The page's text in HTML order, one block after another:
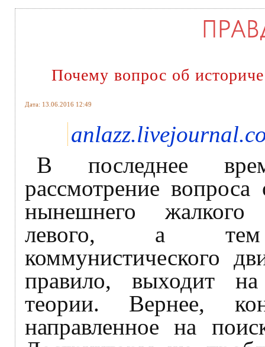
Почему вопрос об
Дата: 13.06.2016 12:49
В последнее
рассмотрение
нынешнего жалкого
левого, а
коммунистического
правило, выходит
теории. Вернее,
направленное на